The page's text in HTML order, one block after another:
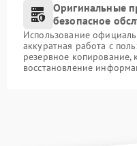
Оригинальные
безопасное
Использование
аккуратная работа с
резервное копирование,
восстановление